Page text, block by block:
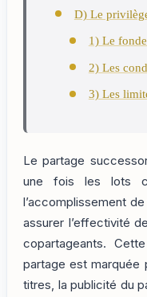
D) Le
1) Le
2) Les
3) Les
Le partage
une fois les lots
l’accomplissement
assurer l’effectivité
copartageants.
partage est marquée
titres, la publicité du